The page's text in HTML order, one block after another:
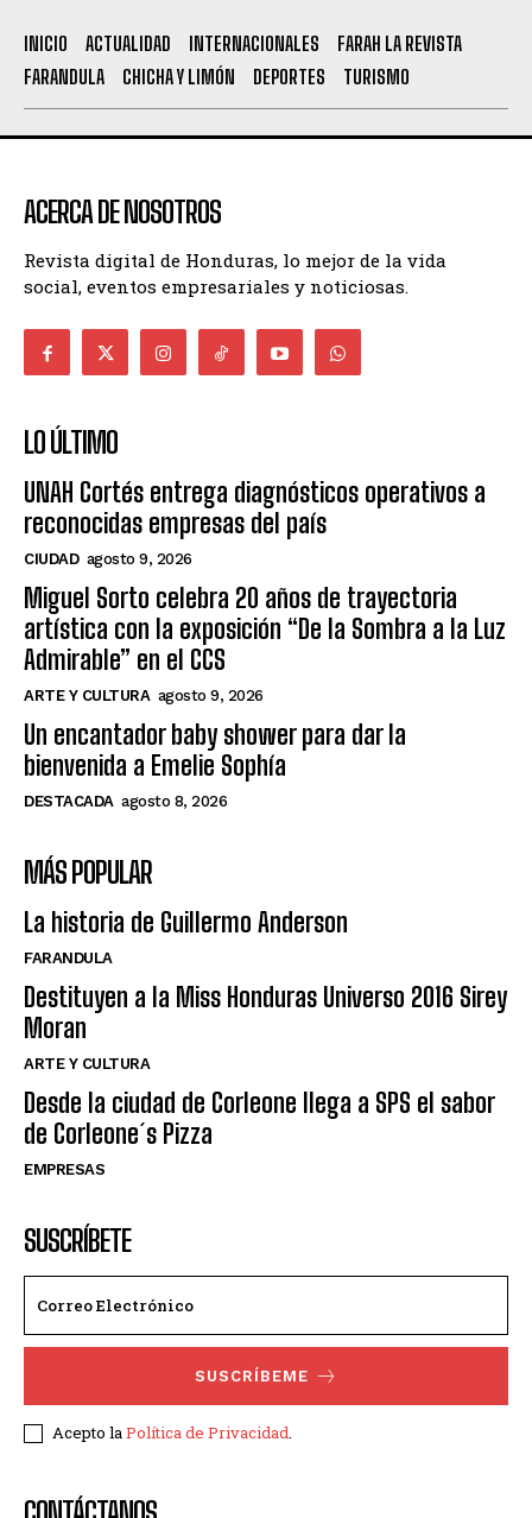
INICIO ACTUALIDAD INTERNACIONALES
FARAH LA REVISTA
FARANDULA
CHICHA Y LIMÓN DEPORTES TURISMO
ACERCA DE NOSOTROS
Revista digital de Honduras, lo mejor de la vida
social, eventos empresariales y noticiosas.
LO ÚLTIMO
UNAH Cortés entrega diagnósticos operativos a
reconocidas empresas del país
CIUDAD agosto 9, 2026
Miguel Sorto celebra 20 años de trayectoria
artística con la exposición “De la Sombra a la Luz
Admirable” en el CCS
ARTE Y CULTURA agosto 9, 2026
Un encantador baby shower para dar la
bienvenida a Emelie Sophía
DESTACADA agosto 8, 2026
MÁS POPULAR
La historia de Guillermo Anderson
FARANDULA
Destituyen a la Miss Honduras Universo 2016 Sirey
Moran
ARTE Y CULTURA
Desde la ciudad de Corleone llega a SPS el sabor
de Corleone´s Pizza
EMPRESAS
SUSCRÍBETE
SUSCRÍBEME
Acepto laPolítica de Privacidad.